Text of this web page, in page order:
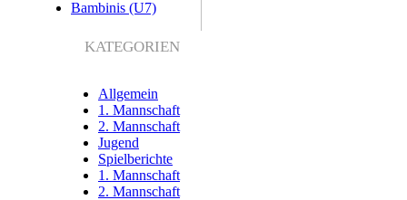
Bambinis (U7)
KATEGORIEN
Allgemein
1. Mannschaft
2. Mannschaft
Jugend
Spielberichte
1. Mannschaft
2. Mannschaft